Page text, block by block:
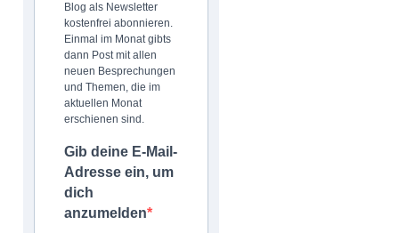
Blog als Newsletter
kostenfrei abonnieren.
Einmal im Monat gibts
dann Post mit allen
neuen Besprechungen
und Themen, die im
aktuellen Monat
erschienen sind.
Gib deine E-Mail-
Adresse ein, um
dich
anzumelden